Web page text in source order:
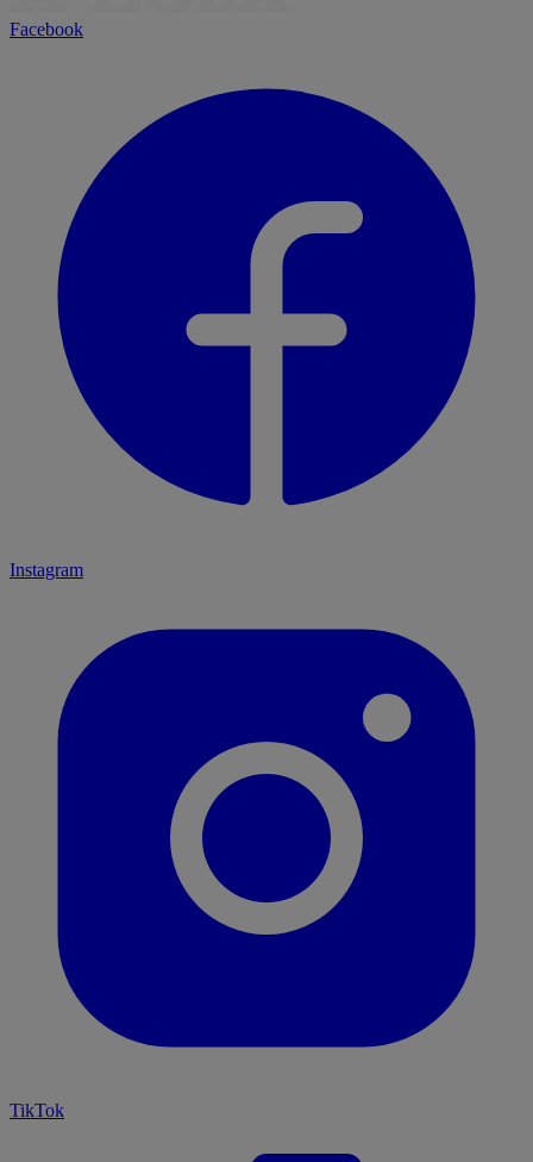
Facebook
Instagram
TikTok